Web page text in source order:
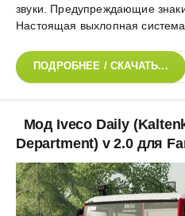
звуки. Предупреждающие
Настоящая выхлопная
ПОДРОБНЕЕ / СКАЧАТЬ...
Мод Iveco Daily
Department) v 2.0 для